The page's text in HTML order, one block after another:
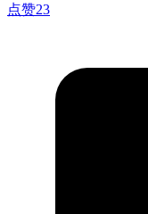
点赞23